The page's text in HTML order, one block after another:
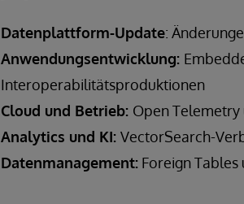
Datenplattform-Update:
Anwendungsentwicklung:
Interoperabilitätsproduktionen
Cloud und Betrieb: Open
Analytics und KI: VectorSearch-
Datenmanagement: Foreign Tables